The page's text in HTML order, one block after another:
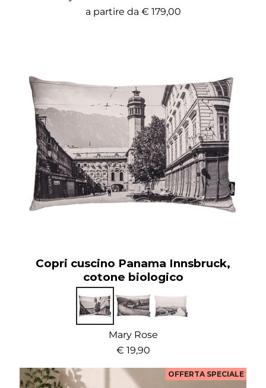
a partire da € 179,00
Copri cuscino Panama Innsbruck,
cotone biologico
Mary Rose
€ 19,90
OFFERTA SPECIALE